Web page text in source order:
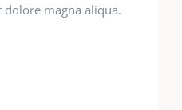
magna aliqua.